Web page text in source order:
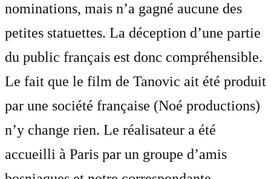
nominations, mais n’a gagné aucune des
petites statuettes. La déception d’une partie
du public français est donc compréhensible.
Le fait que le film de Tanovic ait été produit
par une société française (Noé productions)
n’y change rien. Le réalisateur a été
accueilli à Paris par un groupe d’amis